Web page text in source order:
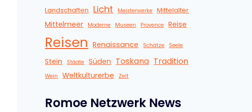
Landschaften Licht Meisterwerke Mittelalter
Mittelmeer Moderne Museen Provence Reise
Reisen Renaissance Schätze Seele
Stein Städte Süden Toskana Tradition
Wein Weltkulturerbe Zeit
Romoe Netzwerk News